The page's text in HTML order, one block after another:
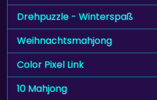
Drehpuzzle - Winterspaß
Weihnachtsmahjong
Color Pixel Link
10 Mahjong